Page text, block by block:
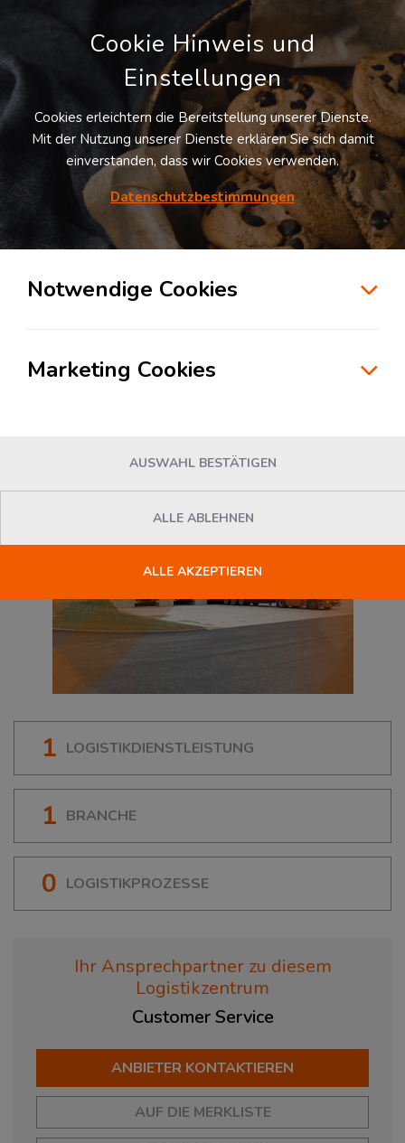
Möchten Sie diesen Suchauftrag
speichern und automatisch über neue
Standorte informiert werden?
in der Branche Lebensmittelindustrie in
1 LOGISTIKDIENSTLEISTUNG
1 BRANCHE
0 LOGISTIKPROZESSE
Ihr Ansprechpartner zu diesem
Logistikzentrum
Customer Service
ANBIETER KONTAKTIEREN
AUF DIE MERKLISTE
Cookie Hinweis und
Einstellungen
Cookies erleichtern die Bereitstellung unserer Dienste.
Mit der Nutzung unserer Dienste erklären Sie sich damit
einverstanden, dass wir Cookies verwenden.
Datenschutzbestimmungen
Notwendige Cookies
Marketing Cookies
AUSWAHL BESTÄTIGEN
ALLE ABLEHNEN
ALLE AKZEPTIEREN